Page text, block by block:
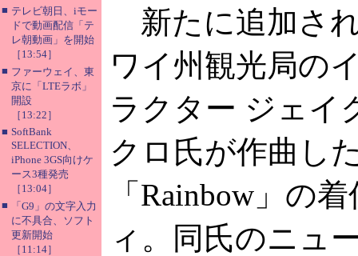
■ テレビ朝日、iモー
ドで動画配信「テ
レ朝動画」を開始
［13:54］
■ ファーウェイ、東
京に「LTEラボ」
開設
［13:22］
■ SoftBank
SELECTION、
iPhone 3GS向けケ
ース3種発売
［13:04］
■
「G9」の文字入力
に不具合、ソフト
更新開始
［11:14］
新たに追加さ
ワイ州観光局の
ラクター ジェイ
クロ氏が作曲し
「Rainbow」の
ィ。同氏のニュ